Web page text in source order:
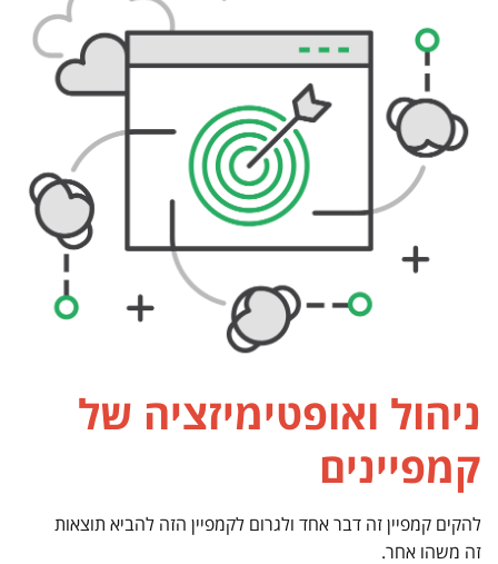
ניהול ואופטימיזציה של
קמפיינים
להקים קמפיין זה דבר אחד ולגרום לקמפיין הזה להביא תוצאות
זה משהו אחר.